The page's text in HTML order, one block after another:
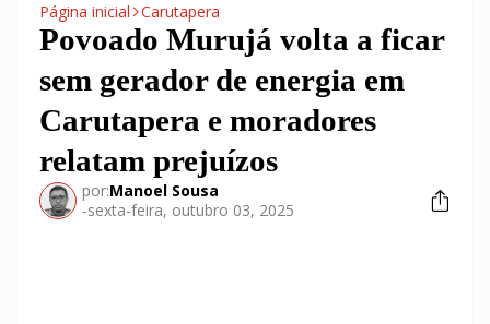
Página inicial Carutapera
Povoado Murujá volta a ficar
sem gerador de energia em
Carutapera e moradores
relatam prejuízos
por:Manoel Sousa
-sexta-feira, outubro 03, 2025